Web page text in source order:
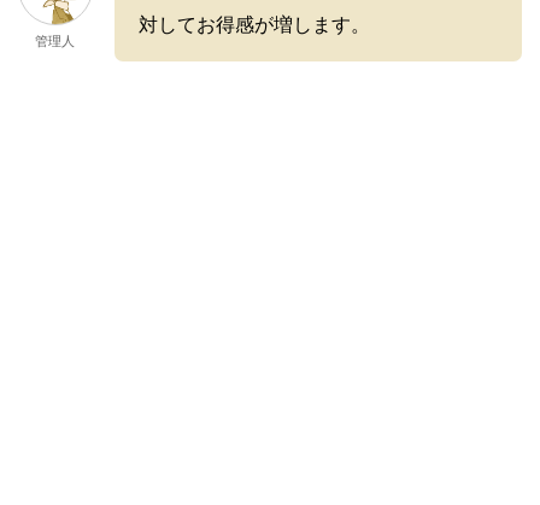
管理人
対してお得感が増します。